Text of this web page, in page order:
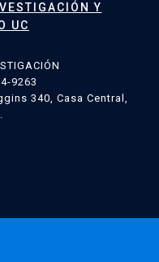
Y
UC
9263
340, Casa Central,